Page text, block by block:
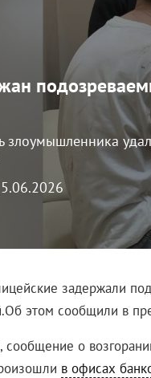
злоумышленника
задержали
этом сообщили в
о
в офисах